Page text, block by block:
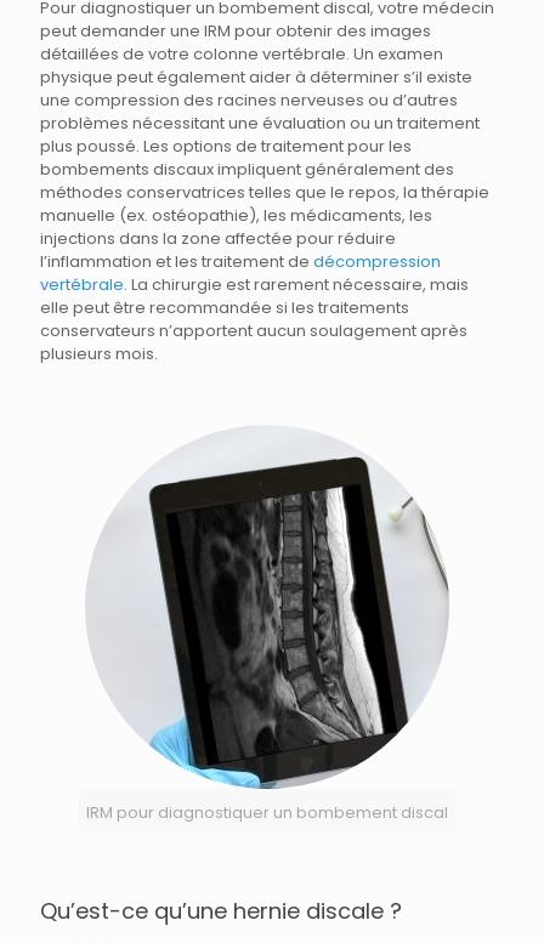
Pour diagnostiquer un bombement discal, votre médecin
peut demander une IRM pour obtenir des images
détaillées de votre colonne vertébrale. Un examen
physique peut également aider à déterminer s’il existe
une compression des racines nerveuses ou d’autres
problèmes nécessitant une évaluation ou un traitement
plus poussé. Les options de traitement pour les
bombements discaux impliquent généralement des
méthodes conservatrices telles que le repos, la thérapie
manuelle (ex. ostéopathie), les médicaments, les
injections dans la zone affectée pour réduire
l’inflammation et les traitement de décompression
vertébrale. La chirurgie est rarement nécessaire, mais
elle peut être recommandée si les traitements
conservateurs n’apportent aucun soulagement après
plusieurs mois.
IRM pour diagnostiquer un bombement discal
Qu’est-ce qu’une hernie discale ?